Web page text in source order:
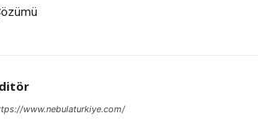
www.nebulaturkiye.com/